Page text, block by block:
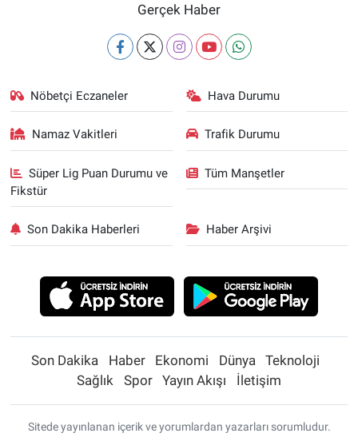
Gerçek Haber
Nöbetçi Eczaneler Hava Durumu
Namaz Vakitleri Trafik Durumu
Süper Lig Puan Durumu ve
Fikstür
Tüm Manşetler
Son Dakika Haberleri Haber Arşivi
Son Dakika Haber Ekonomi Dünya
Teknoloji
Sağlık
Spor Yayın Akışı İletişim
Sitede yayınlanan içerik ve yorumlardan yazarları sorumludur.